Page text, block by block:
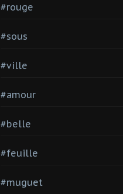
#rouge
#sous
#ville
#amour
#belle
#feuille
#muguet